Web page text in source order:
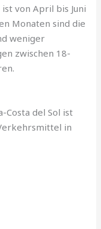
von April bis Juni
Monaten sind die
weniger
zwischen 18-
Costa del Sol ist
in